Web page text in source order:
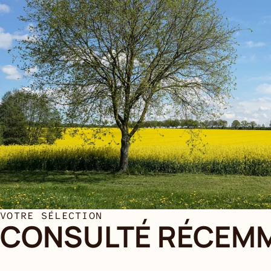
VOTRE SÉLECTION
CONSULTÉ